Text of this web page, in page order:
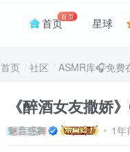
首页首页 星球
首页 社区 ASMR库🎧免费
《醉酒女友撒娇
魅音惑舞 1年